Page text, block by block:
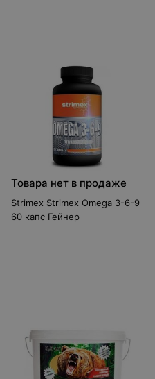
Товара нет в продаже
Strimex Strimex Omega 3-6-9
60 капс Гейнер